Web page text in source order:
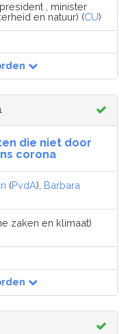
, minister
en natuur) (CU)
die niet door
corona
(PvdA), Barbara
zaken en klimaat)